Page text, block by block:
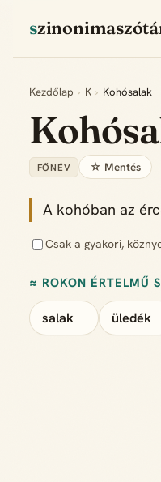
Kezdőlap › K › Kohósalak
FŐNÉV ☆ Mentés
A kohóban az
Csak a gyakori,
≈ ROKON ÉRTELMŰ
salak üledék